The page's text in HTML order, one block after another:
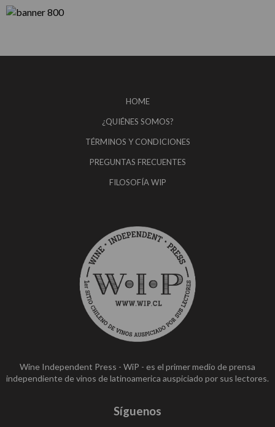
HOME
¿QUIÉNES SOMOS?
TÉRMINOS Y CONDICIONES
PREGUNTAS FRECUENTES
FILOSOFÍA WIP
Wine Independent Press - WiP - es el primer medio de prensa
independiente de vinos de latinoamerica auspiciado por sus lectores.
Síguenos